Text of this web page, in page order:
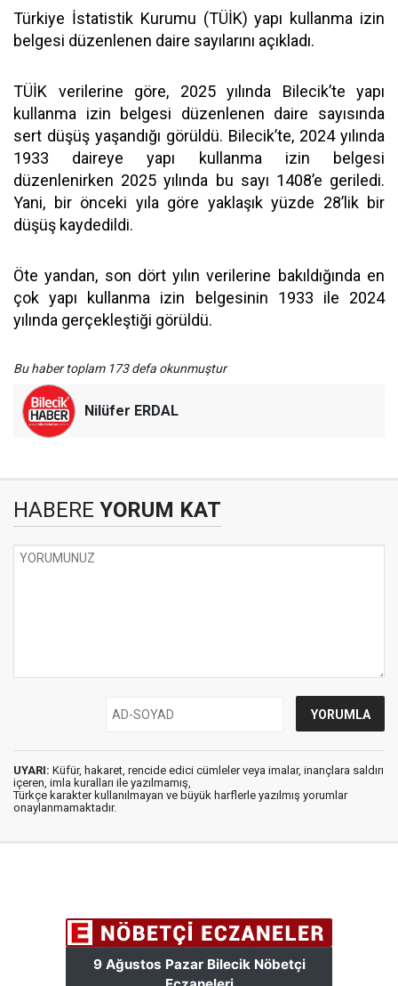
Türkiye İstatistik Kurumu (TÜİK) yapı kullanma izin
belgesi düzenlenen daire sayılarını açıkladı.
TÜİK verilerine göre, 2025 yılında Bilecik’te yapı
kullanma izin belgesi düzenlenen daire sayısında
sert düşüş yaşandığı görüldü. Bilecik’te, 2024 yılında
1933 daireye yapı kullanma izin belgesi
düzenlenirken 2025 yılında bu sayı 1408’e geriledi.
Yani, bir önceki yıla göre yaklaşık yüzde 28’lik bir
düşüş kaydedildi.
Öte yandan, son dört yılın verilerine bakıldığında en
çok yapı kullanma izin belgesinin 1933 ile 2024
yılında gerçekleştiği görüldü.
Bu haber toplam 173 defa okunmuştur
Nilüfer ERDAL
HABERE YORUM KAT
UYARI: Küfür, hakaret, rencide edici cümleler veya imalar, inançlara saldırı
içeren, imla kuralları ile yazılmamış,
Türkçe karakter kullanılmayan ve büyük harflerle yazılmış yorumlar
onaylanmamaktadır.